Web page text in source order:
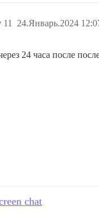
24.Январь.2024
11
24 часа после
chat